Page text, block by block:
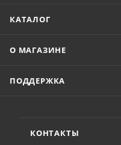
КАТАЛОГ
О МАГАЗИНЕ
ПОДДЕРЖКА
КОНТАКТЫ